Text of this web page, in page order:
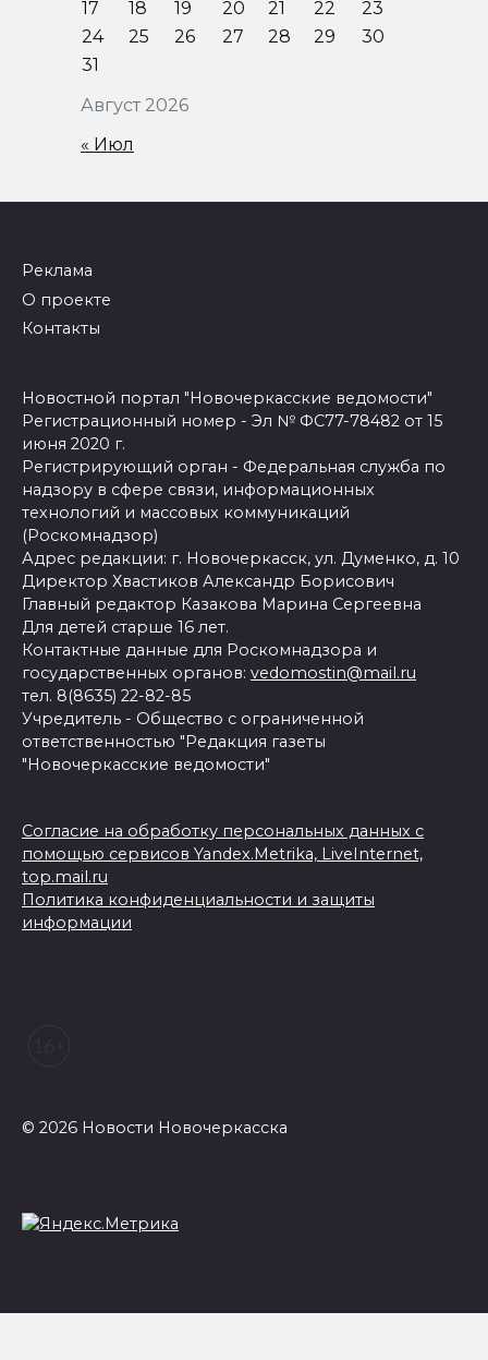
Август 2026
17
18 19 20 21 22
23
24
25 26 27 28 29
30
31
« Июл
Реклама
О проекте
Контакты
Новостной портал "Новочеркасские ведомости"
Регистрационный номер - Эл № ФС77-78482 от 15
июня 2020 г.
Регистрирующий орган - Федеральная служба по
надзору в сфере связи, информационных
технологий и массовых коммуникаций
(Роскомнадзор)
Адрес редакции: г. Новочеркасск, ул. Думенко, д. 10
Директор Хвастиков Александр Борисович
Главный редактор Казакова Марина Сергеевна
Для детей старше 16 лет.
Контактные данные для Роскомнадзора и
государственных органов: vedomostin@mail.ru
тел. 8(8635) 22-82-85
Учредитель - Общество с ограниченной
ответственностью "Редакция газеты
"Новочеркасские ведомости"
Согласие на обработку персональных данных с
помощью сервисов Yandex.Metrika, LiveInternet,
top.mail.ru
Политика конфиденциальности и защиты
информации
© 2026 Новости Новочеркасска